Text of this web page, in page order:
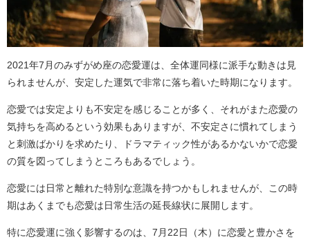
2021年7月のみずがめ座の恋愛運は、全体運同様に派手な動きは見
られませんが、安定した運気で非常に落ち着いた時期になります。
恋愛では安定よりも不安定を感じることが多く、それがまた恋愛の
気持ちを高めるという効果もありますが、不安定さに慣れてしまう
と刺激ばかりを求めたり、ドラマティック性があるかないかで恋愛
の質を図ってしまうところもあるでしょう。
恋愛には日常と離れた特別な意識を持つかもしれませんが、この時
期はあくまでも恋愛は日常生活の延長線状に展開します。
特に恋愛運に強く影響するのは、7月22日（木）に恋愛と豊かさを